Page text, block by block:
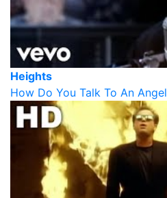
Heights
How Do You Talk To An Angel